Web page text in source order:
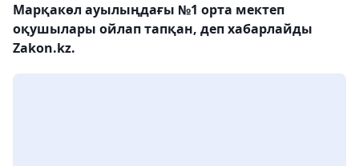
Марқакөл ауылыңдағы №1 орта мектеп
оқушылары ойлап тапқан, деп хабарлайды
Zakon.kz.